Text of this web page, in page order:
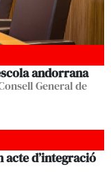
andorrana
General de
d’integració